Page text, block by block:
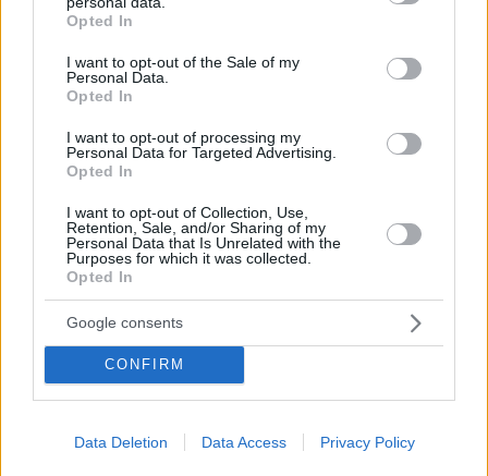
grant or deny consent to Google and its third-party tags to
use your data for below specified purposes in below Google
consent section.
Opted In
I want to opt-out of the Sale of my
Personal Data.
Opted In
I want to opt-out of processing my
Personal Data for Targeted Advertising.
Opted In
I want to opt-out of Collection, Use,
Retention, Sale, and/or Sharing of my
Personal Data that Is Unrelated with the
Purposes for which it was collected.
Opted In
Google consents
CONFIRM
Data Deletion Data Access Privacy Policy
Ειδήσεις σήμερα:
Βραζιλία: Τα τελευταία δραματικά 60
δευτερόλεπτα του μοιραίου αεροσκάφους με
την πτώση
Ολυμπιακοί Αγώνες: «Χάλκινος» ο
Κουρουγκλίεφ, νίκησε στον τελικό του ρεπεσάζ
με 5-4 τον Αμινέ
ΕΦΚΑ: Καρέ καρέ η σύλληψη της υπάλληλου